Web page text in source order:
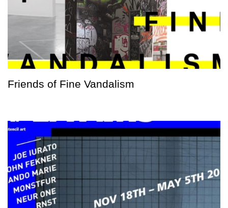
Friends of Fine Vandalism